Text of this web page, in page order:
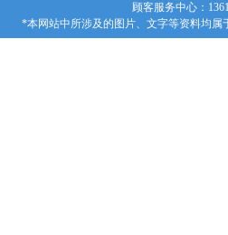
顾客服务中心：
*本网站中所涉及的图片、文字等资料均